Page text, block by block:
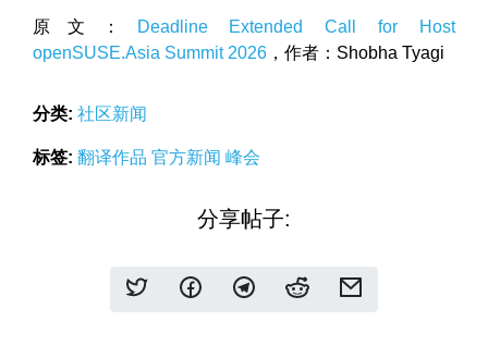
原文：
Deadline Extended Call for Host
openSUSE.Asia Summit 2026 ，作者：Shobha Tyagi
分类: 社区新闻
标签: 翻译作品 官方新闻 峰会
分享帖子: